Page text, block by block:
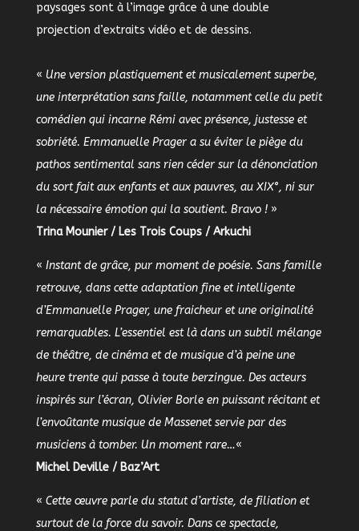
paysages sont à l’image grâce à une double
projection d’extraits vidéo et de dessins.
« Une version plastiquement et musicalement superbe,
une interprétation sans faille, notamment celle du petit
comédien qui incarne Rémi avec présence, justesse et
sobriété. Emmanuelle Prager a su éviter le piège du
pathos sentimental sans rien céder sur la dénonciation
du sort fait aux enfants et aux pauvres, au XIX°, ni sur
la nécessaire émotion qui la soutient. Bravo ! »
Trina Mounier / Les Trois Coups / Arkuchi
« Instant de grâce, pur moment de poésie. Sans famille
retrouve, dans cette adaptation fine et intelligente
d’Emmanuelle Prager, une fraicheur et une originalité
remarquables. L’essentiel est là dans un subtil mélange
de théâtre, de cinéma et de musique d’à peine une
heure trente qui passe à toute berzingue. Des acteurs
inspirés sur l’écran, Olivier Borle en puissant récitant et
l’envoûtante musique de Massenet servie par des
musiciens à tomber. Un moment rare…«
Michel Deville / Baz’Art
« Cette œuvre parle du statut d’artiste, de filiation et
surtout de la force du savoir. Dans ce spectacle,